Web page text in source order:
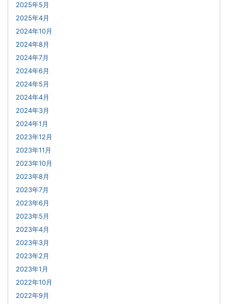
2025年5月
2025年4月
2024年10月
2024年8月
2024年7月
2024年6月
2024年5月
2024年4月
2024年3月
2024年1月
2023年12月
2023年11月
2023年10月
2023年8月
2023年7月
2023年6月
2023年5月
2023年4月
2023年3月
2023年2月
2023年1月
2022年10月
2022年9月